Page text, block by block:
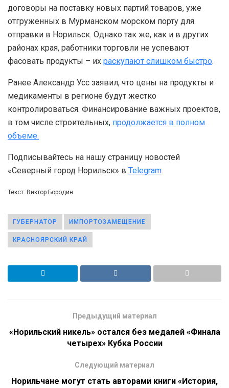
договоры на поставку новых партий товаров, уже
отгруженных в Мурманском морском порту для
отправки в Норильск. Однако так же, как и в других
районах края, работники торговли не успевают
фасовать продукты – их раскупают слишком быстро.
Ранее Александр Усс заявил, что цены на продукты и
медикаменты в регионе будут жестко
контролироваться. Финансирование важных проектов,
в том числе строительных, продолжается в полном
объеме.
Подписывайтесь на нашу страницу новостей
«Северный город Норильск» в Telegram.
Текст: Виктор Бородин
ГУБЕРНАТОР ИМПОРТОЗАМЕЩЕНИЕ
КРАСНОЯРСКИЙ КРАЙ
Предыдущий материал
«Норильский никель» остался без медалей «Финала
четырех» Кубка России
Следующий материал
Норильчане могут стать авторами книги «История,